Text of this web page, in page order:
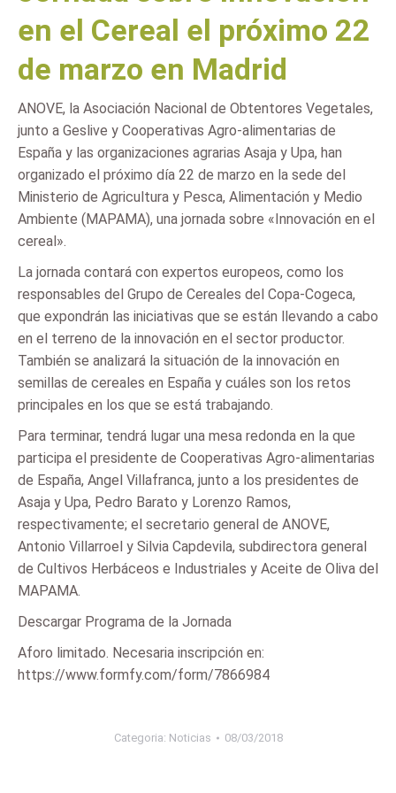
en el Cereal el próximo 22
de marzo en Madrid
ANOVE, la Asociación Nacional de Obtentores Vegetales,
junto a Geslive y Cooperativas Agro-alimentarias de
España y las organizaciones agrarias Asaja y Upa, han
organizado el próximo día 22 de marzo en la sede del
Ministerio de Agricultura y Pesca, Alimentación y Medio
Ambiente (MAPAMA), una jornada sobre «Innovación en el
cereal».
La jornada contará con expertos europeos, como los
responsables del Grupo de Cereales del Copa-Cogeca,
que expondrán las iniciativas que se están llevando a cabo
en el terreno de la innovación en el sector productor.
También se analizará la situación de la innovación en
semillas de cereales en España y cuáles son los retos
principales en los que se está trabajando.
Para terminar, tendrá lugar una mesa redonda en la que
participa el presidente de Cooperativas Agro-alimentarias
de España, Angel Villafranca, junto a los presidentes de
Asaja y Upa, Pedro Barato y Lorenzo Ramos,
respectivamente; el secretario general de ANOVE,
Antonio Villarroel y Silvia Capdevila, subdirectora general
de Cultivos Herbáceos e Industriales y Aceite de Oliva del
MAPAMA.
Descargar Programa de la Jornada
Aforo limitado. Necesaria inscripción en:
https://www.formfy.com/form/7866984
Categoria: Noticias 08/03/2018